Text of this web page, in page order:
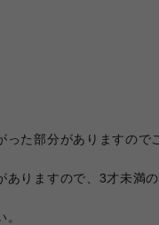
った部分がありますので
りますので、3才未満